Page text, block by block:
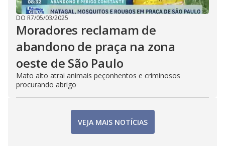
DO R7/05/03/2025
Moradores reclamam de
abandono de praça na zona
oeste de São Paulo
Mato alto atrai animais peçonhentos e criminosos
procurando abrigo
VEJA MAIS NOTÍCIAS